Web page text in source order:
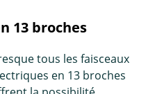
13 broches
tous les faisceaux
en 13 broches